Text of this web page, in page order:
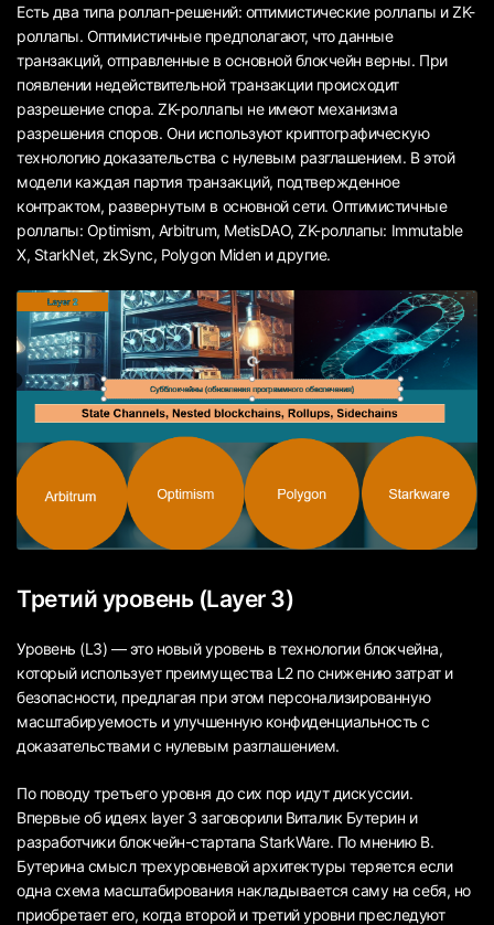
Есть два типа роллап-решений: оптимистические роллапы и ZK-
роллапы. Оптимистичные предполагают, что данные
транзакций, отправленные в основной блокчейн верны. При
появлении недействительной транзакции происходит
разрешение спора. ZK-роллапы не имеют механизма
разрешения споров. Они используют криптографическую
технологию доказательства с нулевым разглашением. В этой
модели каждая партия транзакций, подтвержденное
контрактом, развернутым в основной сети. Оптимистичные
роллапы: Optimism, Arbitrum, MetisDAO, ZK-роллапы: Immutable
X, StarkNet, zkSync, Polygon Miden и другие.
Третий уровень (Layer 3)
Уровень (L3) — это новый уровень в технологии блокчейна,
который использует преимущества L2 по снижению затрат и
безопасности, предлагая при этом персонализированную
масштабируемость и улучшенную конфиденциальность с
доказательствами с нулевым разглашением.
По поводу третьего уровня до сих пор идут дискуссии.
Впервые об идеях layer 3 заговорили Виталик Бутерин и
разработчики блокчейн-стартапа StarkWare. По мнению В.
Бутерина смысл трехуровневой архитектуры теряется если
одна схема масштабирования накладывается саму на себя, но
приобретает его, когда второй и третий уровни преследуют